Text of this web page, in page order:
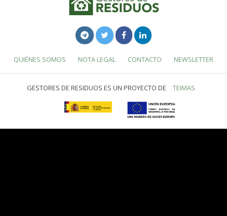
QUIÉNES SOMOS NOTA LEGAL CONTACTO NEWSLETTER
GESTORES DE RESIDUOS ES UN PROYECTO DE TEIMAS